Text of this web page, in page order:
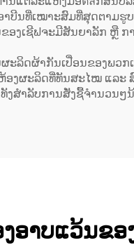
ບີນທີ່ເໝາະສົມທີ່ສຸດຕາມ
ງເຊີຟຈະມີສັນຍາລັກ ຫຼື ກ
ະລິດຜ້າກັນເປື່ອນຂອງພ
ງຜະລິດທີ່ທັນສະໄໝ ແລະ
ງສຳລັບການສັ່ງຊື້ຈຳນວນ
ອາບແວ້ນຂອ